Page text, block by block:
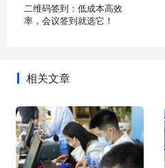
二维码签到：低成本高效
率，会议签到就选它！
相关文章